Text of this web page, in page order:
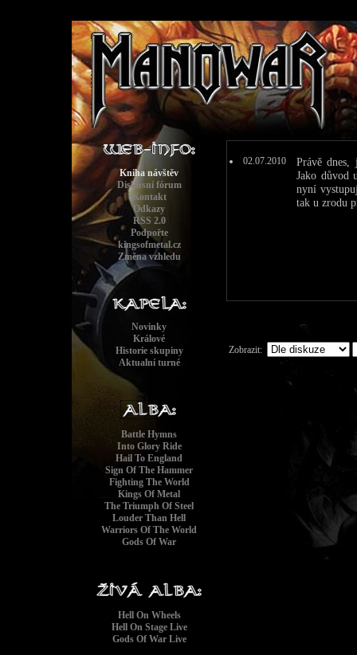
Kniha návštěv
Diskusní fórum
Kontakt
Odkazy
RSS 2.0
Podpořte
kingsofmetal.cz
Změna vzhledu
Novinky
Králové
Historie skupiny
Aktualní turné
Battle Hymns
Into Glory Ride
Hail To England
Sign Of The Hammer
Fighting The World
Kings Of Metal
The Triumph Of Steel
Louder Than Hell
Warriors Of The World
Gods Of War
Hell On Wheels
Hell On Stage Live
Gods Of War Live
02.07.2010
Právě
Jako důvod
nyní
tak u zrodu
Zobrazit: